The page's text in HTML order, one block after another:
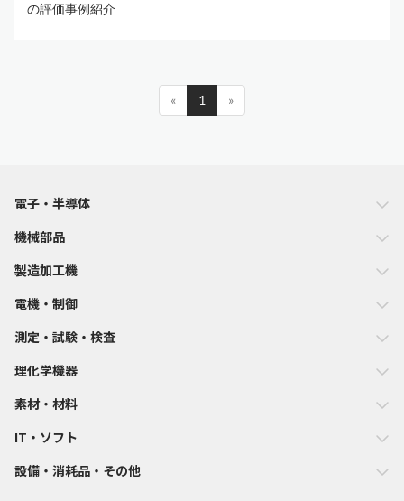
の評価事例紹介
« 1 »
電子・半導体
機械部品
製造加工機
電機・制御
測定・試験・検査
理化学機器
素材・材料
IT・ソフト
設備・消耗品・その他